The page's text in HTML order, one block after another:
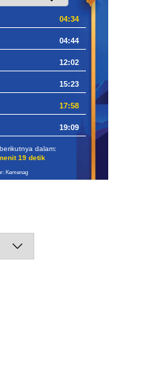
04:34
04:44
12:02
15:23
17:58
19:09
dalam:
18 detik
Kemenag